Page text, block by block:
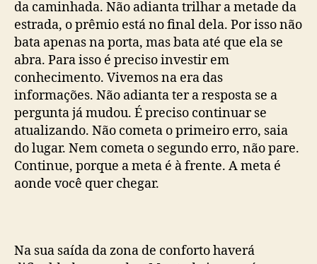
da caminhada. Não adianta trilhar a metade da
estrada, o prêmio está no final dela. Por isso não
bata apenas na porta, mas bata até que ela se
abra. Para isso é preciso investir em
conhecimento. Vivemos na era das
informações. Não adianta ter a resposta se a
pergunta já mudou. É preciso continuar se
atualizando. Não cometa o primeiro erro, saia
do lugar. Nem cometa o segundo erro, não pare.
Continue, porque a meta é à frente. A meta é
aonde você quer chegar.
Na sua saída da zona de conforto haverá